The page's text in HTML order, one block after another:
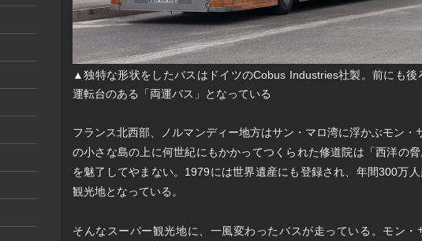
▲独特な形状をしたバスはドイツのCobus Industries社製。前にも後
運転台のある「両運バス」となっている
フランス北西部、ノルマンディー地方はサン・マロ湾に浮かぶモン・
の小さな島の上に何世紀にもかかってつくられた修道院は「西洋の
を魅了してやまない。1979には世界遺産にも登録され、年間300万
観光地となっている。
そんなスーパー観光地に、一風変わったバスが走っている。モン